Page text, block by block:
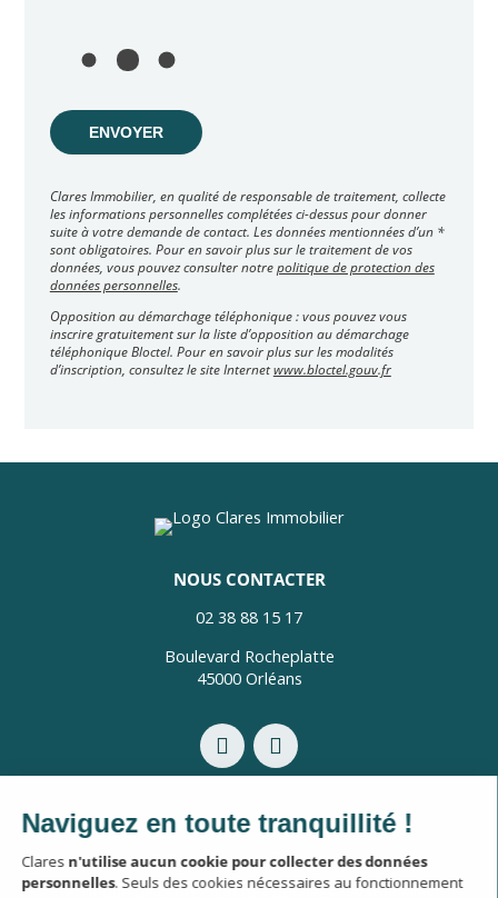
ENVOYER
Clares Immobilier, en qualité de responsable de traitement, collecte
les informations personnelles complétées ci-dessus pour donner
suite à votre demande de contact. Les données mentionnées d’un *
sont obligatoires. Pour en savoir plus sur le traitement de vos
données, vous pouvez consulter notrepolitique de protection des
données personnelles.
Opposition au démarchage téléphonique : vous pouvez vous
inscrire gratuitement sur la liste d’opposition au démarchage
téléphonique Bloctel. Pour en savoir plus sur les modalités
d’inscription, consultez le site Internetwww.bloctel.gouv.fr
NOUS CONTACTER
02 38 88 15 17
Boulevard Rocheplatte
45000 Orléans
Mentions légales
Politique de confidentialité
Politique de protection des données personnelles